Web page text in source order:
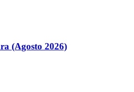
(Agosto 2026)